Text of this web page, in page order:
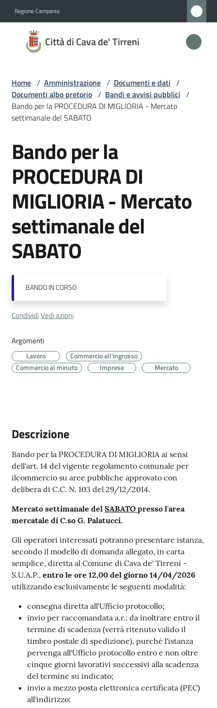
Regione Campania
Città di Cava de' Tirreni
Città
di
de'
Tirreni
Menu selezionato
Novità
Servizi
Cava
de'
Tirreni
Tutti
gli
Seguici
Home / Amministrazione / Documenti e dati /
Documenti albo pretorio / Bandi e avvisi pubblici /
Bando per la PROCEDURA DI MIGLIORIA - Mercato
settimanale del SABATO
Salta al contenuto
Bando per la
PROCEDURA DI
MIGLIORIA - Mercato
settimanale del
SABATO
BANDOIN CORSO
CondividiVedi azioni
Argomenti
Lavoro
Commercio all'ingrosso
Commercio al minuto
Imprese Mercato
Descrizione
Bando per la PROCEDURA DI MIGLIORIA ai sensi
dell'art. 14 del vigente regolamento comunale per
ilcommercio su aree pubbliche approvato con
delibera di C.C. N. 103 del 29/12/2014.
Mercato settimanale del SABATO presso l'area
mercatale di C.so G. Palatucci.
Gli operatori interessati potranno presentare istanza,
secondo il modello di domanda allegato, in carta
semplice, diretta al Comune di Cava de' Tirreni -
S.U.A.P., entro le ore 12,00 del giorno 14/04/2026
utilizzando esclusivamente le seguenti modalità:
consegna diretta all'Ufficio protocollo;
invio per raccomandata a.r.: da inoltrare entro il
termine di scadenza (verrà ritenuto valido il
timbro postale di spedizione), purché l'istanza
pervenga all'Ufficio protocollo entro e non oltre
cinque giorni lavorativi successivi alla scadenza
del termine su indicato;
invio a mezzo posta elettronica certificata (PEC)
all'indirizzo: